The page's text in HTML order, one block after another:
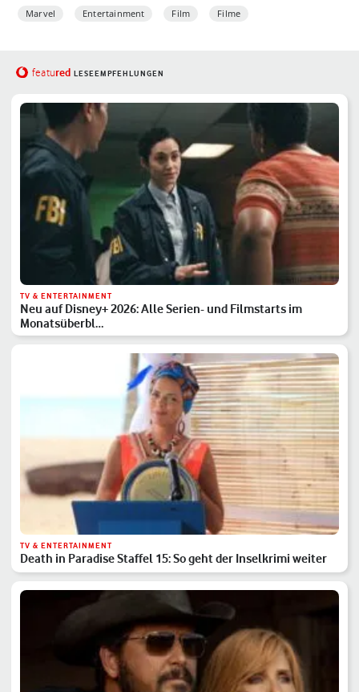
Marvel Entertainment Film Filme
featured LESEEMPFEHLUNGEN
TV & ENTERTAINMENT
Neu auf Disney+ 2026: Alle Serien- und Filmstarts im
Monatsüberbl…
TV & ENTERTAINMENT
Death in Paradise Staffel 15: So geht der Inselkrimi weiter